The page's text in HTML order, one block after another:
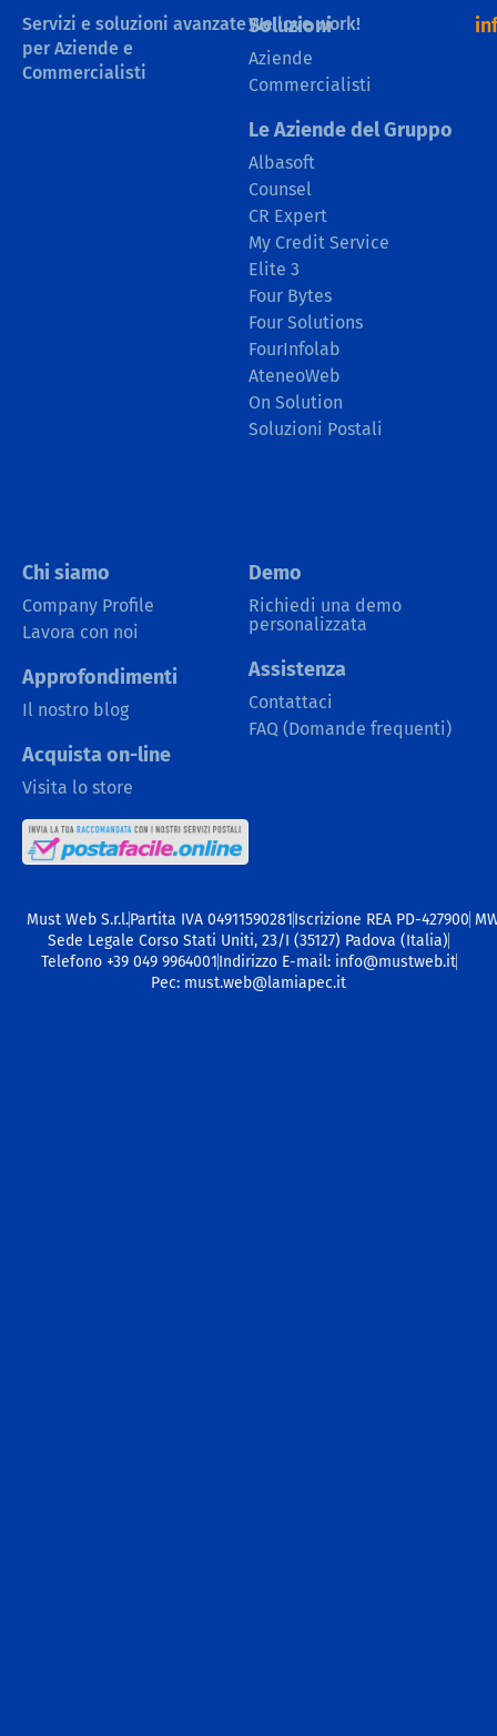
Servizi e soluzioni avanzate
per Aziende e
Commercialisti
We love work!
Soluzioni
Aziende
Commercialisti
Le Aziende del Gruppo
Albasoft
Counsel
CR Expert
My Credit Service
Elite 3
Four Bytes
Four Solutions
FourInfolab
AteneoWeb
On Solution
Soluzioni Postali
Chi siamo
Company Profile
Lavora con noi
Approfondimenti
Il nostro blog
Acquista on-line
Visita lo store
Demo
Richiedi una demo
personalizzata
Assistenza
Contattaci
FAQ (Domande frequenti)
Must Web S.r.l.Partita IVA 04911590281Iscrizione REA PD-427900
Sede Legale Corso Stati Uniti, 23/I (35127) Padova (Italia)
Telefono +39 049 9964001Indirizzo E-mail: info@mustweb.it
Pec: must.web@lamiapec.it